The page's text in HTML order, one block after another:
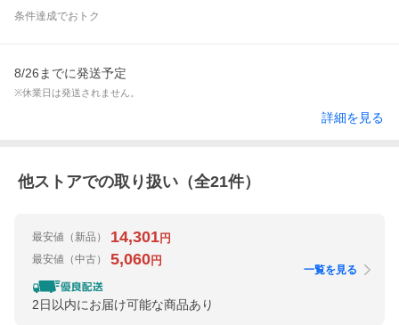
条件達成でおトク
8/26までに発送予定
※休業日は発送されません。
詳細を見る
他ストアでの取り扱い（全21件）
最安値 （新品） 14,301円
最安値 （中古） 5,060円
2日以内にお届け可能な商品あり
一覧を見る